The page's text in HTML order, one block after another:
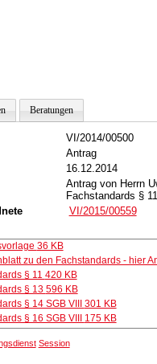
Beratungen
VI/2014/00500
Antrag
16.12.2014
Antrag von Herrn
Fachstandards §
VI/2015/00559
36 KB
zu den Fachstandards - hier
§ 11 420 KB
§ 13 596 KB
§ 14 SGB VIII 301 KB
§ 16 SGB VIII
175 KB
Session